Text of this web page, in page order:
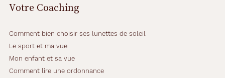
Sportif
Votre Coaching
Comment bien choisir ses lunettes de soleil
Le sport et ma vue
Mon enfant et sa vue
Comment lire une ordonnance